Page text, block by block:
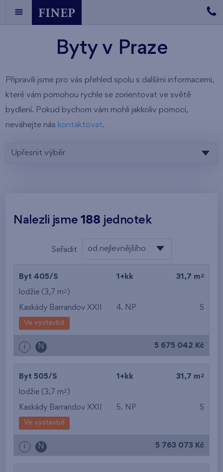
Byty v Praze
Připravili jsme pro vás přehled spolu s dalšími informacemi,
které vám pomohou rychle se zorientovat ve světě
bydlení. Pokud bychom vám mohli jakkoliv pomoci,
neváhejte nás kontaktovat.
Upřesnit výběr
Nalezli jsme 188 jednotek
Seřadit od nejlevnějšího
od nejmenší plochy
od nejnižšího patra
Byt 405/S 1+kk 31,7 m 2
lodžie (3,7 m2 )
Kaskády Barrandov XXII 4. NP S
Ve výstavbě
i N 5 675 042 Kč
Byt 505/S 1+kk 31,7 m 2
lodžie (3,7 m2 )
Kaskády Barrandov XXII 5. NP S
Ve výstavbě
i N 5 763 073 Kč